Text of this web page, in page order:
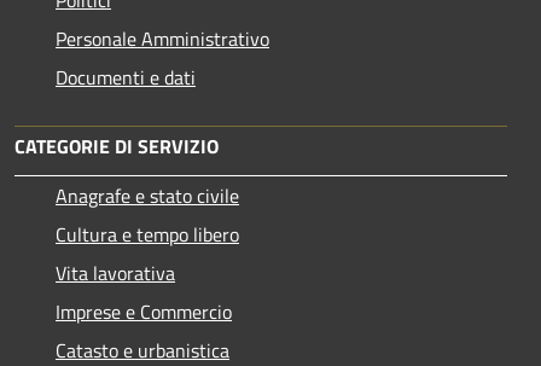
Personale Amministrativo
Documenti e dati
CATEGORIE DI SERVIZIO
Anagrafe e stato civile
Cultura e tempo libero
Vita lavorativa
Imprese e Commercio
Catasto e urbanistica